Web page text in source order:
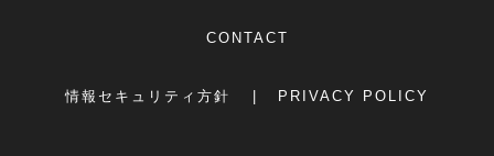
CONTACT
情報セキュリティ方針 PRIVACY POLICY